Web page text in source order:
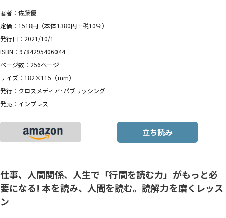
著者：佐藤優
定価：1518円（本体1380円＋税10％）
発行日：2021/10/1
ISBN：9784295406044
ページ数：256ページ
サイズ：182×115（mm）
発行：クロスメディア･パブリッシング
発売：インプレス
立ち読み
仕事、人間関係、人生で「行間を読む力」がもっと必
要になる! 本を読み、人間を読む。読解力を磨くレッス
ン